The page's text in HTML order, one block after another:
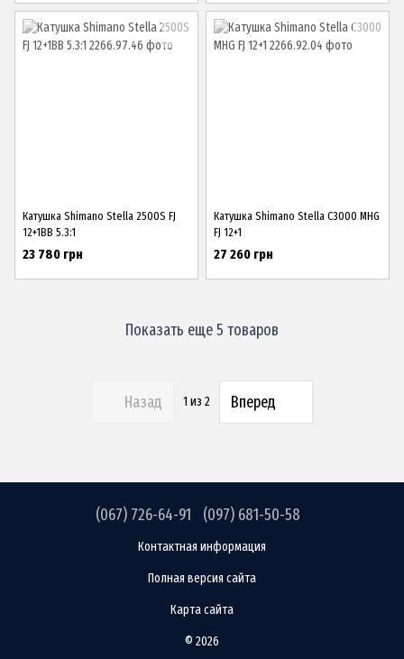
Катушка Shimano Stella 2500S FJ
12+1BB 5.3:1
23 780 грн
Катушка Shimano Stella C3000 MHG
FJ 12+1
27 260 грн
Показать еще 5 товаров
Назад 1 из 2 Вперед
(067) 726-64-91 (097) 681-50-58
Контактная информация
Полная версия сайта
Карта сайта
© 2026